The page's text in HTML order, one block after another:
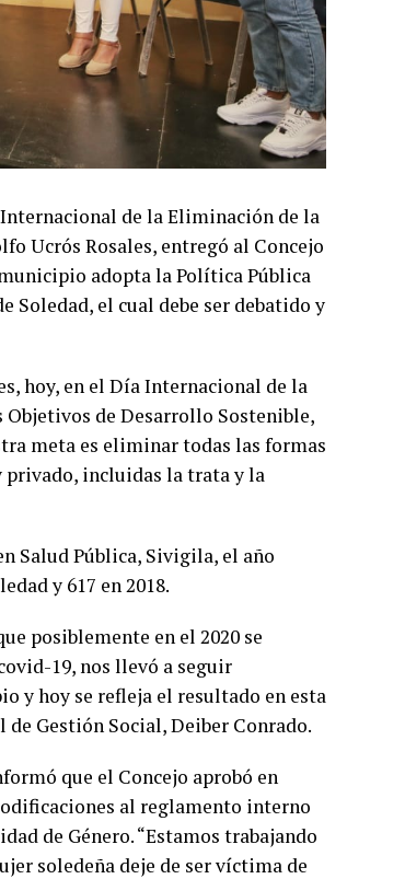
de la Eliminación de la
Ucrós Rosales, entregó al Concejo
adopta la Política Pública
Soledad, el cual debe ser debatido y
hoy, en el Día Internacional de la
de Desarrollo Sostenible,
meta es eliminar todas las formas
privado, incluidas la trata y la
Salud Pública, Sivigila, el año
y 617 en 2018.
posiblemente en el 2020 se
19, nos llevó a seguir
y hoy se refleja el resultado en esta
Gestión Social, Deiber Conrado.
que el Concejo aprobó en
al reglamento interno
de Género. “Estamos trabajando
soledeña deje de ser víctima de